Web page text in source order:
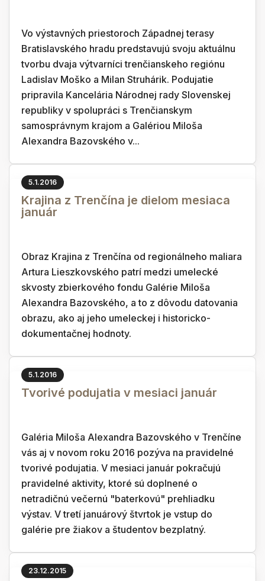
Vo výstavných priestoroch Západnej terasy
Bratislavského hradu predstavujú svoju aktuálnu
tvorbu dvaja výtvarníci trenčianskeho regiónu
Ladislav Moško a Milan Struhárik. Podujatie
pripravila Kancelária Národnej rady Slovenskej
republiky v spolupráci s Trenčianskym
samosprávnym krajom a Galériou Miloša
Alexandra Bazovského v...
5.1.2016
Krajina z Trenčína je dielom mesiaca
január
Obraz Krajina z Trenčína od regionálneho maliara
Artura Lieszkovského patrí medzi umelecké
skvosty zbierkového fondu Galérie Miloša
Alexandra Bazovského, a to z dôvodu datovania
obrazu, ako aj jeho umeleckej i historicko-
dokumentačnej hodnoty.
5.1.2016
Tvorivé podujatia v mesiaci január
Galéria Miloša Alexandra Bazovského v Trenčíne
vás aj v novom roku 2016 pozýva na pravidelné
tvorivé podujatia. V mesiaci január pokračujú
pravidelné aktivity, ktoré sú doplnené o
netradičnú večernú "baterkovú" prehliadku
výstav. V tretí januárový štvrtok je vstup do
galérie pre žiakov a študentov bezplatný.
23.12.2015